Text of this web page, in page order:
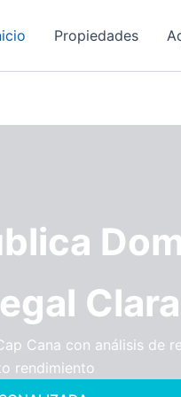
Propiedades
Clara
Cana con análisis de
rendimiento